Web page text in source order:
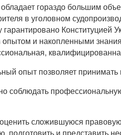
гораздо большим
в уголовном
и накопленными
опыт позволяет
соблюдать
сложившуюся
подготовить и представить